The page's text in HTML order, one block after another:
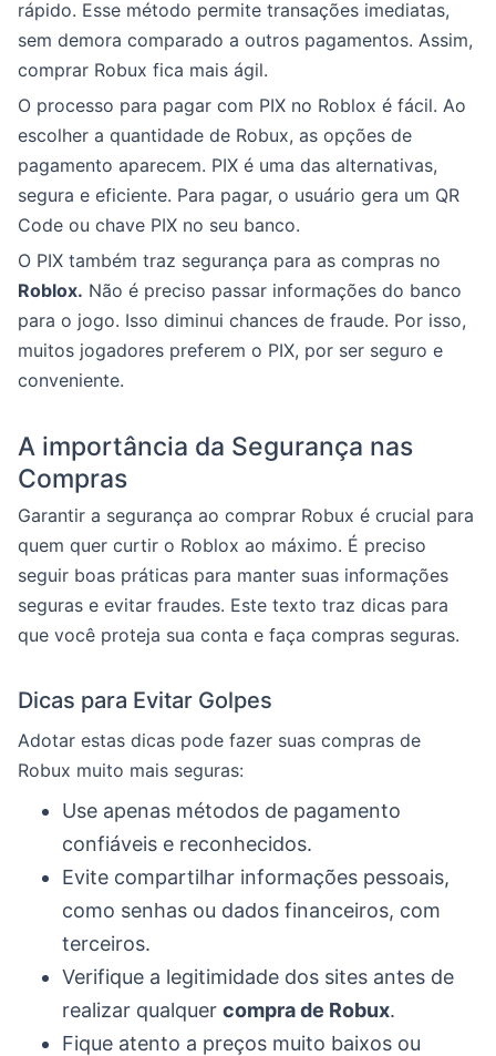
rápido. Esse método permite transações imediatas,
sem demora comparado a outros pagamentos. Assim,
comprar Robux fica mais ágil.
O processo para pagar com PIX no Roblox é fácil. Ao
escolher a quantidade de Robux, as opções de
pagamento aparecem. PIX é uma das alternativas,
segura e eficiente. Para pagar, o usuário gera um QR
Code ou chave PIX no seu banco.
O PIX também traz segurança para as compras no
Roblox. Não é preciso passar informações do banco
para o jogo. Isso diminui chances de fraude. Por isso,
muitos jogadores preferem o PIX, por ser seguro e
conveniente.
A importância da Segurança nas
Compras
Garantir a segurança ao comprar Robux é crucial para
quem quer curtir o Roblox ao máximo. É preciso
seguir boas práticas para manter suas informações
seguras e evitar fraudes. Este texto traz dicas para
que você proteja sua conta e faça compras seguras.
Dicas para Evitar Golpes
Adotar estas dicas pode fazer suas compras de
Robux muito mais seguras:
Use apenas métodos de pagamento
confiáveis e reconhecidos.
Evite compartilhar informações pessoais,
como senhas ou dados financeiros, com
terceiros.
Verifique a legitimidade dos sites antes de
realizar qualquer compra de Robux.
Fique atento a preços muito baixos ou